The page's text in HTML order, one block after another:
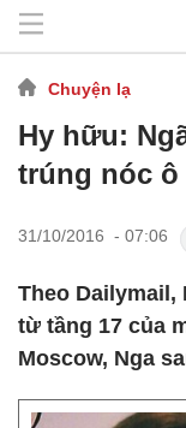
Chuyện lạ
Hy hữu:
trúng nóc ô
31/10/2016 - 07:06
Theo Dailymail,
từ tầng 17 của
Moscow, Nga